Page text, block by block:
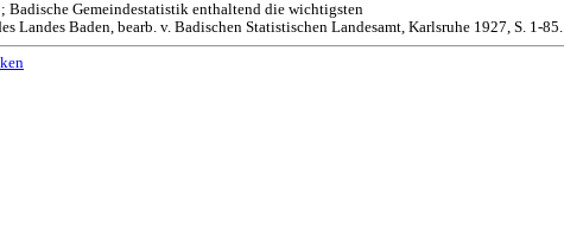
Gemeindestatistik enthaltend die wichtigsten
Landes Baden, bearb. v. Badischen Statistischen Landesamt, Karlsruhe 1927, S. 1-85.